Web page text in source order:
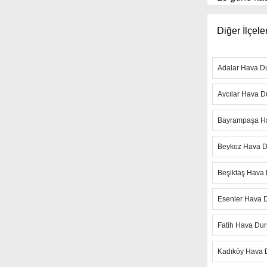
tahmin
Hızlı
arayla
hissedilen
değerlere
mesajı ile
İstanbul
kaynak
aylık hava
sayfadaki
olduğunu
yaklaşan
Diğer
Adalar Hava
Avcılar Hava
Bayrampaşa
Beykoz Hava
Beşiktaş Hava
Esenler Hava
Fatih Hava
Kadıköy Hava